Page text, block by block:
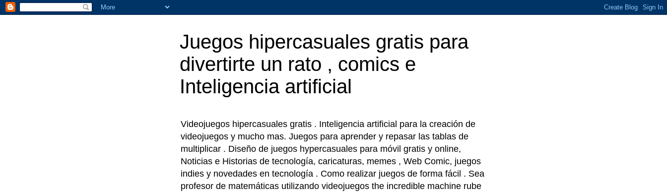
Juegos hipercasuales gratis para
divertirte un rato , comics e
Inteligencia artificial
Videojuegos hipercasuales gratis . Inteligencia artificial para la creación de
videojuegos y mucho mas. Juegos para aprender y repasar las tablas de
multiplicar . Diseño de juegos hypercasuales para móvil gratis y online,
Noticias e Historias de tecnología, caricaturas, memes , Web Comic, juegos
indies y novedades en tecnología . Como realizar juegos de forma fácil . Sea
profesor de matemáticas utilizando videojuegos the incredible machine rube